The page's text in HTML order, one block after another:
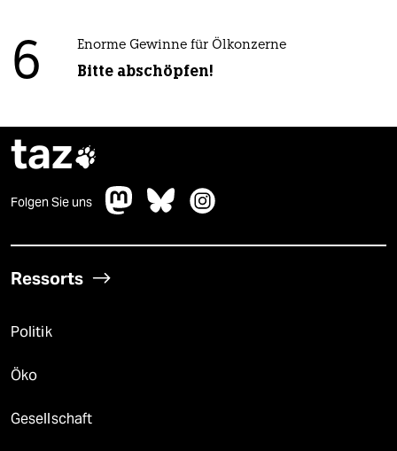
6 Enorme Gewinne für Ölkonzerne
Bitte abschöpfen!
taz
Folgen Sie uns
Ressorts
Politik
Öko
Gesellschaft